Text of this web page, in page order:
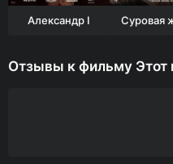
Александр I Суровая
Отзывы к фильму Этот